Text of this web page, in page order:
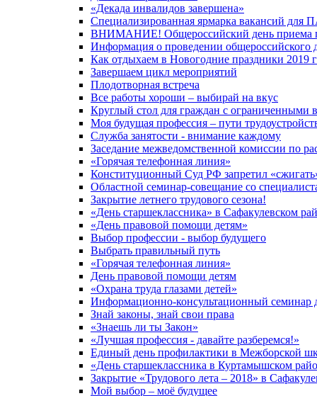
«Декада инвалидов завершена»
Специализированная ярмарка вакансий для
ВНИМАНИЕ! Общероссийский день приема
Информация о проведении общероссийского
Как отдыхаем в Новогодние праздники 2019
Завершаем цикл мероприятий
Плодотворная встреча
Все работы хороши – выбирай на вкус
Круглый стол для граждан с ограниченными
Моя будущая профессия – пути
Служба занятости - внимание каждому
Заседание межведомственной комиссии по
«Горячая телефонная линия»
Конституционный Суд РФ запретил
Областной семинар-совещание со
Закрытие летнего трудового сезона!
«День старшеклассника» в Сафакулевском
«День правовой помощи детям»
Выбор профессии - выбор будущего
Выбрать правильный путь
«Горячая телефонная линия»
День правовой помощи детям
«Охрана труда глазами детей»
Информационно-консультационный семинар
Знай законы, знай свои права
«Знаешь ли ты Закон»
«Лучшая профессия - давайте разберемся!»
Единый день профилактики в Межборской
«День старшеклассника в Куртамышском
Закрытие «Трудового лета – 2018» в
Мой выбор – моё будущее